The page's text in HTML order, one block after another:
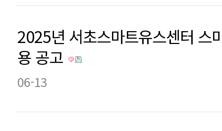
2025년 서초스마트유스센터 스
용 공고
06-13